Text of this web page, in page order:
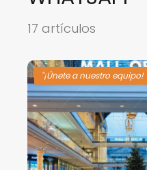
17 artículos
"¡Únete a nuestro equipo!